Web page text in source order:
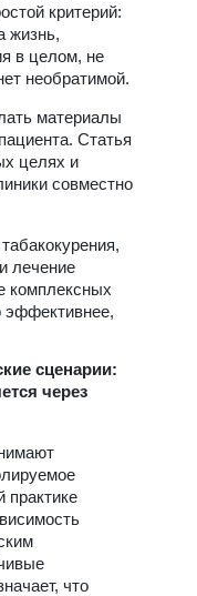
критерий:
жизнь,
в целом, не
необратимой.
материалы
Статья
целях и
совместно
лечение
комплексных
эффективнее,
сценарии:
через
практике
что